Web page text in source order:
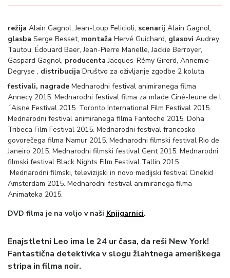
režija Alain Gagnol, Jean-Loup Felicioli, scenarij Alain Gagnol,
glasba Serge Besset, montaža Hervé Guichard, glasovi Audrey
Tautou, Édouard Baer, Jean-Pierre Marielle, Jackie Berroyer,
Gaspard Gagnol, producenta Jacques-Rémy Girerd, Annemie
Degryse , distribucija Društvo za oživljanje zgodbe 2 koluta
festivali, nagrade Mednarodni festival animiranega filma
Annecy 2015. Mednarodni festival filma za mlade Ciné-Jeune de l
´Aisne Festival 2015. Toronto International Film Festival 2015.
Mednarodni festival animiranega filma Fantoche 2015. Doha
Tribeca Film Festival 2015. Mednarodni festival francosko
govorečega filma Namur 2015. Mednarodni filmski festival Rio de
Janeiro 2015. Mednarodni filmski festival Gent 2015. Mednarodni
filmski festival Black Nights Film Festival Tallin 2015.
Mednarodni filmski, televizijski in novo medijski festival Cinekid
Amsterdam 2015. Mednarodni festival animiranega filma
Animateka 2015.
DVD filma je na voljo v naši Knjigarnici.
Enajstletni Leo ima le 24 ur časa, da reši New York!
Fantastična detektivka v slogu žlahtnega ameriškega
stripa in filma noir.